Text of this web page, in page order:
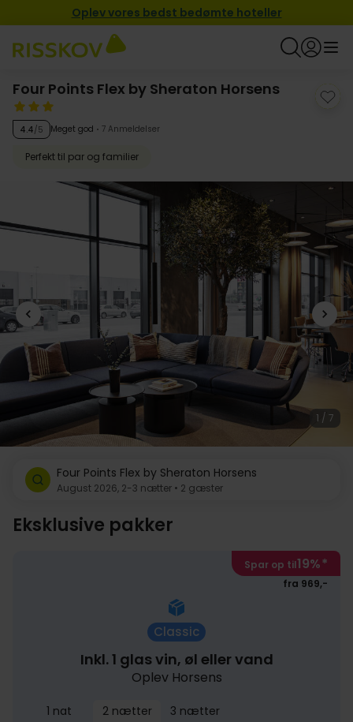
Oplev vores bedst bedømte hoteller
Four Points Flex by Sheraton Horsens
4.4/5 Meget god 7 Anmeldelser
Perfekt til par og familier
1 / 7
Four Points Flex by Sheraton Horsens
August 2026, 2-3 nætter • 2 gæster
Eksklusive pakker
Spar op til19%*
fra 969,-
Classic
Inkl. 1 glas vin, øl eller vand
Oplev Horsens
1 nat 2 nætter 3 nætter